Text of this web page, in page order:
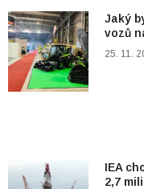
Jaký
vozů
25. 11.
IEA
2,7